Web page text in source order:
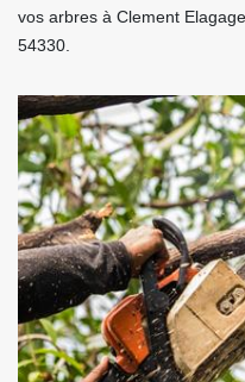
vos arbres à Clement
54330.